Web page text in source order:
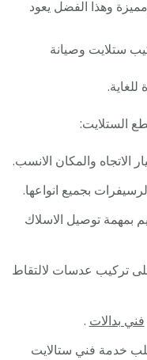
وهذا الفضل يعود
ستلايت وصيانة
الستلايت:
والمكان الانسب.
بجميع انواعها.
بمهمة توصيل الاسلاك
تركيب عدسات لالتقاط
فني بدالات .
خدمة فني ستالايت